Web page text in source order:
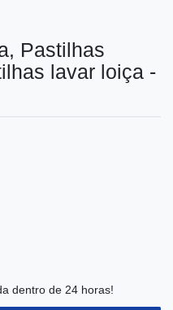
Pastilhas
lavar loiça -
dentro de 24 horas!